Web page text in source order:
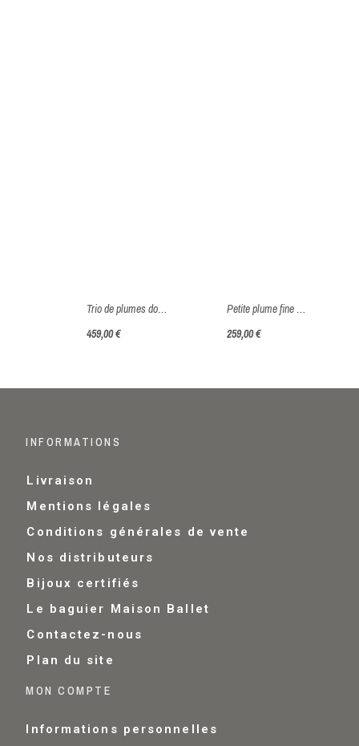
Trio de plumes dorées - Or Jaune 750 millièmes (18 Carats)
459,00 €
Petite plume fine dorée - Or Jaune 750 millièmes (18 Carats)
259,00 €
INFORMATIONS
Livraison
Mentions légales
Conditions générales de vente
Nos distributeurs
Bijoux certifiés
Le baguier Maison Ballet
Contactez-nous
Plan du site
MON COMPTE
Informations personnelles